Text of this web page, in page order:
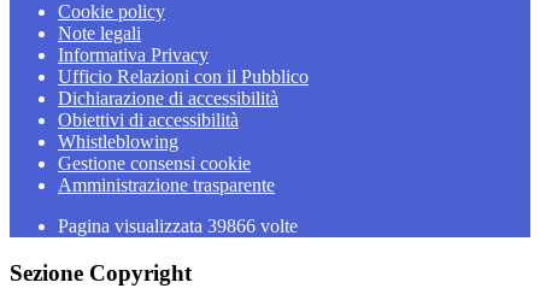
Cookie policy
Note legali
Informativa Privacy
Ufficio Relazioni con il Pubblico
Dichiarazione di accessibilità
Obiettivi di accessibilità
Whistleblowing
Gestione consensi cookie
Amministrazione trasparente
Pagina visualizzata 39866 volte
Sezione Copyright